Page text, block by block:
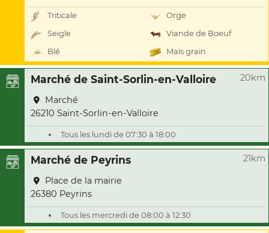
Triticale
Orge
Seigle
Viande de Boeuf
Blé
Maïs grain
Marché de Saint-Sorlin-en-Valloire 20km
Marché
26210 Saint-Sorlin-en-Valloire
Tous les lundi de 07:30 à 18:00
Marché de Peyrins 21km
Place de la mairie
26380 Peyrins
Tous les mercredi de 08:00 à 12:30